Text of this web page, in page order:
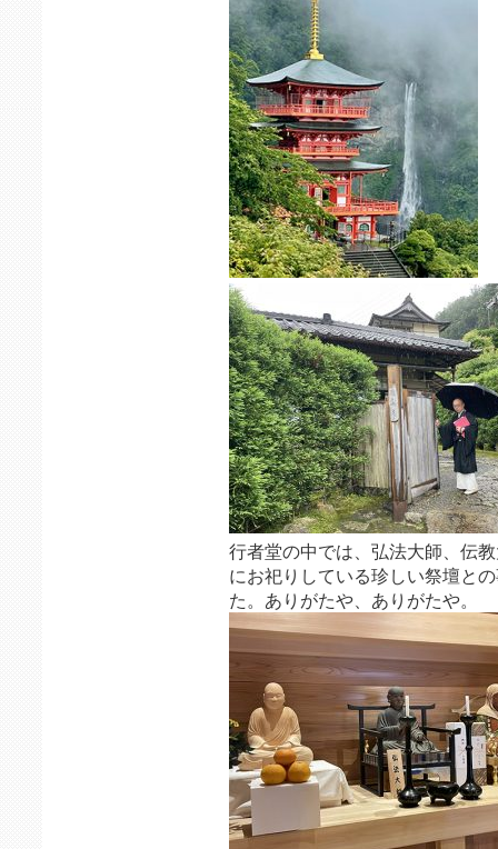
行者堂の中では、弘法大師、伝
にお祀りしている珍しい祭壇と
た。ありがたや、ありがたや。